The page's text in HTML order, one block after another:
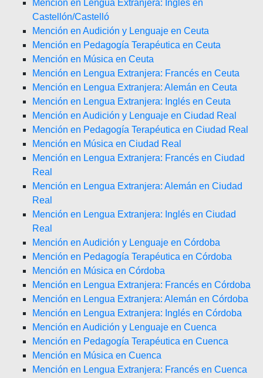
Mención en Lengua Extranjera: Inglés en
Castellón/Castelló
Mención en Audición y Lenguaje en Ceuta
Mención en Pedagogía Terapéutica en Ceuta
Mención en Música en Ceuta
Mención en Lengua Extranjera: Francés en Ceuta
Mención en Lengua Extranjera: Alemán en Ceuta
Mención en Lengua Extranjera: Inglés en Ceuta
Mención en Audición y Lenguaje en Ciudad Real
Mención en Pedagogía Terapéutica en Ciudad Real
Mención en Música en Ciudad Real
Mención en Lengua Extranjera: Francés en Ciudad
Real
Mención en Lengua Extranjera: Alemán en Ciudad
Real
Mención en Lengua Extranjera: Inglés en Ciudad
Real
Mención en Audición y Lenguaje en Córdoba
Mención en Pedagogía Terapéutica en Córdoba
Mención en Música en Córdoba
Mención en Lengua Extranjera: Francés en Córdoba
Mención en Lengua Extranjera: Alemán en Córdoba
Mención en Lengua Extranjera: Inglés en Córdoba
Mención en Audición y Lenguaje en Cuenca
Mención en Pedagogía Terapéutica en Cuenca
Mención en Música en Cuenca
Mención en Lengua Extranjera: Francés en Cuenca